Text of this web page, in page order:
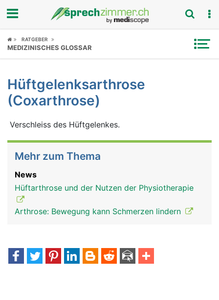
Fokus
Symptome
Ratgeber
Rubriken
RATGEBER
MEDIZINISCHES GLOSSAR
Hüftgelenksarthrose
(Coxarthrose)
Verschleiss des Hüftgelenkes.
Mehr zum Thema
News
Hüftarthrose und der Nutzen der Physiotherapie
Arthrose: Bewegung kann Schmerzen lindern